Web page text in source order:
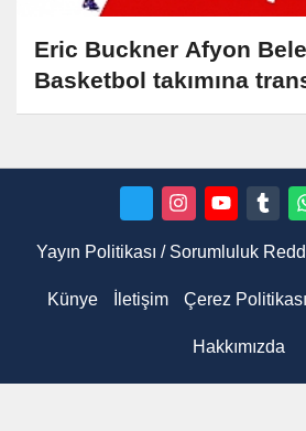
Eric Buckner Afyon
Basketbol takımına
Yayın Politikası / Sorumluluk
Künye İletişim Çerez Politikası
Hakkımızda